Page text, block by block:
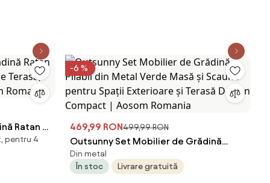
Ratan 5
pentru 4
-6 %
469,99 RON499,99 RON
Outsunny Set Mobilier de Grădină
Pliabil din Metal Verde Masă și Scaune
pentru Spații Exterioare și Terasă
Din metal
În stoc
Livrare gratuită